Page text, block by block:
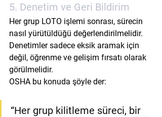
5. Denetim ve Geri Bildirim
Her grup LOTO işlemi sonrası, sürecin
nasıl yürütüldüğü değerlendirilmelidir.
Denetimler sadece eksik aramak için
değil, öğrenme ve gelişim fırsatı olarak
görülmelidir.
OSHA bu konuda şöyle der:
“Her grup kilitleme süreci, bir